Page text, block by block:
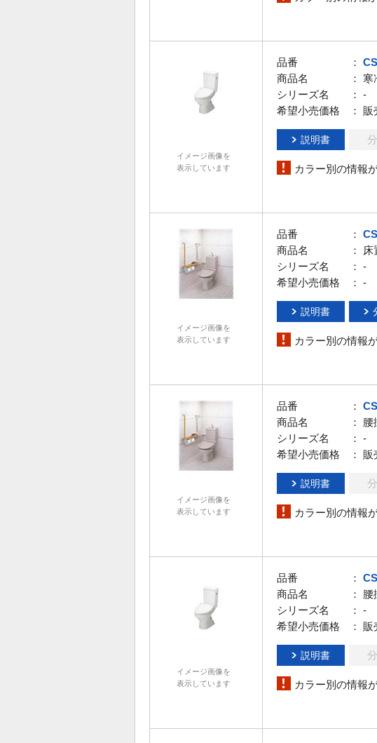
イメージ画像を
表示しています
品番 ：
商品名
：
シリーズ名
： -
希望小売価格
：
説明書
カラー別の情報
イメージ画像を
表示しています
品番 ：
商品名
：
シリーズ名
： -
希望小売価格
： -
説明書
カラー別の情報
イメージ画像を
表示しています
品番 ：
商品名
：
シリーズ名
： -
希望小売価格
：
説明書
カラー別の情報
イメージ画像を
表示しています
品番 ：
商品名
：
シリーズ名
： -
希望小売価格
：
説明書
カラー別の情報